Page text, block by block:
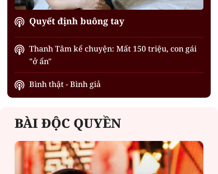
Quyết định buông tay
Thanh Tâm kể chuyện: Mất 150 triệu, con gái
"ở ẩn"
Bình thật - Bình giả
BÀI ĐỘC QUYỀN